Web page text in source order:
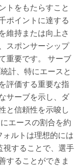
トをもたらすこと
ポイントに達する
維持または向上さ
スポンサーシップ
重要です。 サーブ
計、特にエースと
評価する重要な指
サーブを示し、ダ
と信頼性を示唆し
エースの割合を約
ルトは理想的には
視することで、選手
することができま